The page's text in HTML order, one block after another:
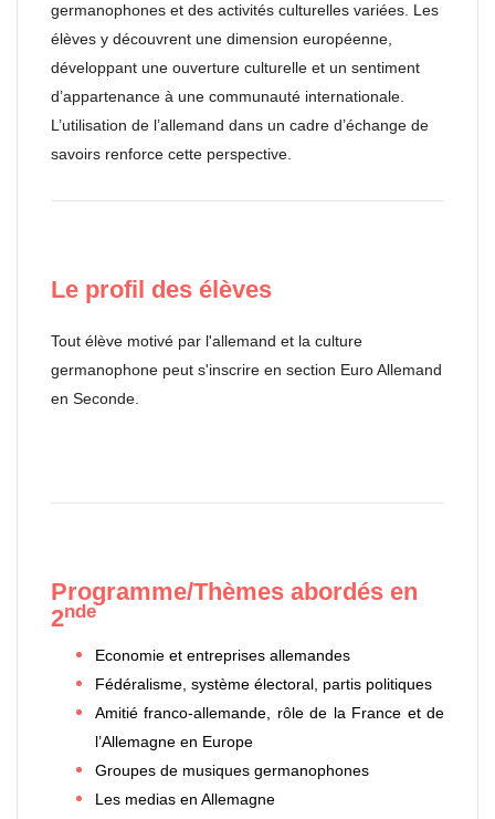
germanophones et des activités culturelles variées. Les
élèves y découvrent une dimension européenne,
développant une ouverture culturelle et un sentiment
d’appartenance à une communauté internationale.
L’utilisation de l’allemand dans un cadre d’échange de
savoirs renforce cette perspective.
Le profil des élèves
Tout élève motivé par l'allemand et la culture
germanophone peut s'inscrire en section Euro Allemand
en Seconde.
Programme/Thèmes abordés en
2nde
Economie et entreprises allemandes
Fédéralisme, système électoral, partis politiques
Amitié franco-allemande, rôle de la France et de
l’Allemagne en Europe
Groupes de musiques germanophones
Les medias en Allemagne